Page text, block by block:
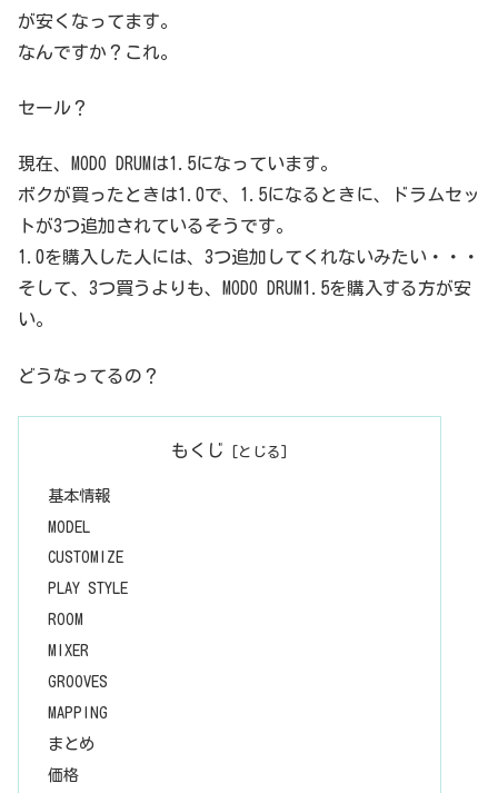
が安くなってます。
なんですか？これ。
セール？
現在、MODO DRUMは1.5になっています。
ボクが買ったときは1.0で、1.5になるときに、ドラムセッ
トが3つ追加されているそうです。
1.0を購入した人には、3つ追加してくれないみたい・・・
そして、3つ買うよりも、MODO DRUM1.5を購入する方が安
い。
どうなってるの？
もくじ
基本情報
MODEL
CUSTOMIZE
PLAY STYLE
ROOM
MIXER
GROOVES
MAPPING
まとめ
価格